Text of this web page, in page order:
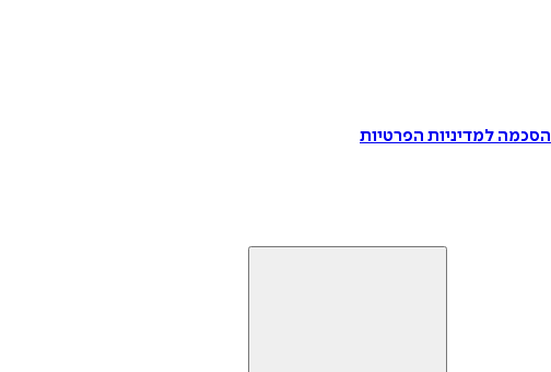
הסכמה למדיניות הפרטיות